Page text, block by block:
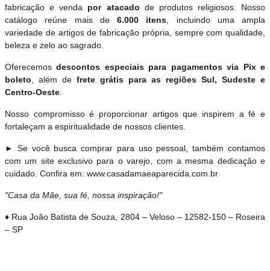
fabricação e venda por atacado de produtos religiosos. Nosso
catálogo reúne mais de 6.000 itens , incluindo uma ampla
variedade de artigos de fabricação própria, sempre com qualidade,
beleza e zelo ao sagrado.
Oferecemosdescontos especiais para pagamentos via Pix e
boleto , além de frete grátis para as regiões Sul, Sudeste e
Centro-Oeste
Nosso compromisso é proporcionar artigos que inspirem a fé e
fortaleçam a espiritualidade de nossos clientes.
► Se você busca comprar para uso pessoal, também contamos
com um site exclusivo para o varejo, com a mesma dedicação e
cuidado. Confira em: www.casadamaeaparecida.com.br
"Casa da Mãe, sua fé, nossa inspiração!"
♦ Rua João Batista de Souza, 2804 – Veloso – 12582-150 – Roseira
– SP